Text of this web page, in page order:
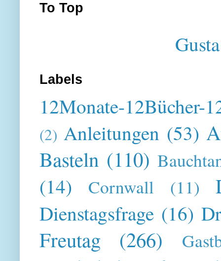
To Top
Labels
12Monate-12Bücher-
(2) Anleitungen (53)
Basteln (110)
(14) Cornwall (11)
Dienstagsfrage (16)
Freutag (266)